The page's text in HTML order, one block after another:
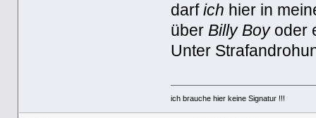
darfich hier in
über Billy Boyoder
Unter
ich brauche hier keine Signatur !!!